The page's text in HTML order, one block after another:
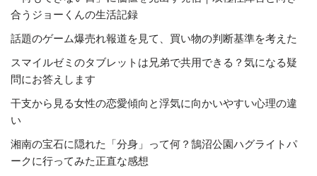
合うジョーくんの生活記録
話題のゲーム爆売れ報道を見て、買い物の判断基準を考えた
スマイルゼミのタブレットは兄弟で共用できる？気になる疑
問にお答えします
干支から見る女性の恋愛傾向と浮気に向かいやすい心理の違
い
湘南の宝石に隠れた「分身」って何？鵠沼公園ハグライトパ
ークに行ってみた正直な感想